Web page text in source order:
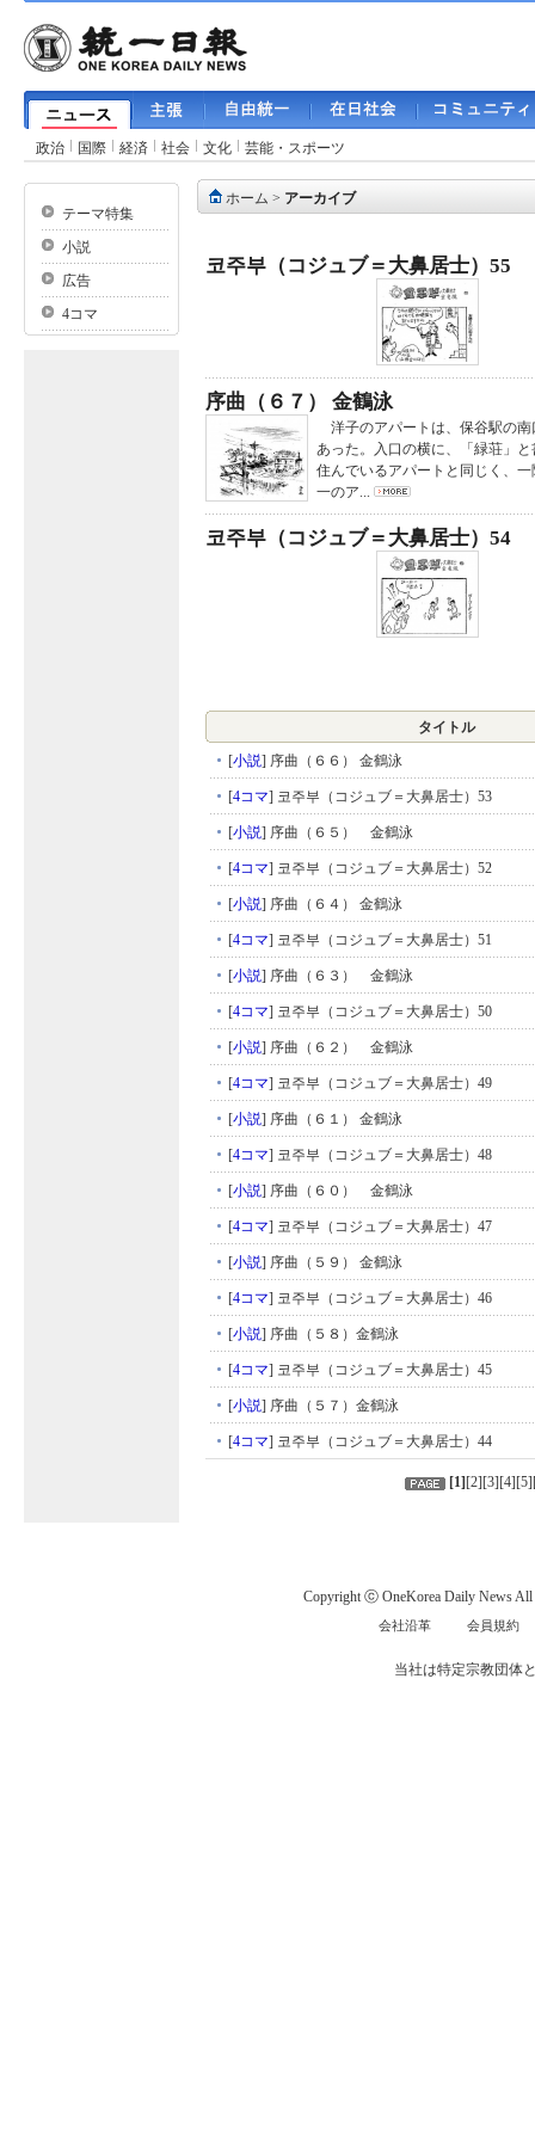
政治 国際 経済 社会 文化 芸能・スポーツ
テーマ特集
小説
広告
4コマ
ホーム > アーカイブ
코주부（コジュブ＝大鼻居士）55
序曲（６７） 金鶴泳
洋子のアパートは、保谷駅の
あった。入口の横に、「緑荘」
住んでいるアパートと同じく、
一のア...
코주부（コジュブ＝大鼻居士）54
タイトル
[小説] 序曲（６６） 金鶴泳
[4コマ] 코주부（コジュブ＝大鼻居士）53
[小説] 序曲（６５） 金鶴泳
[4コマ] 코주부（コジュブ＝大鼻居士）52
[小説] 序曲（６４） 金鶴泳
[4コマ] 코주부（コジュブ＝大鼻居士）51
[小説] 序曲（６３） 金鶴泳
[4コマ] 코주부（コジュブ＝大鼻居士）50
[小説] 序曲（６２） 金鶴泳
[4コマ] 코주부（コジュブ＝大鼻居士）49
[小説] 序曲（６１） 金鶴泳
[4コマ] 코주부（コジュブ＝大鼻居士）48
[小説] 序曲（６０） 金鶴泳
[4コマ] 코주부（コジュブ＝大鼻居士）47
[小説] 序曲（５９） 金鶴泳
[4コマ] 코주부（コジュブ＝大鼻居士）46
[小説] 序曲（５８）金鶴泳
[4コマ] 코주부（コジュブ＝大鼻居士）45
[小説] 序曲（５７）金鶴泳
[4コマ] 코주부（コジュブ＝大鼻居士）44
[1] [2][3][4][5
Copyright ⓒ OneKorea Daily News All
会社沿革 会員規約
当社は特定宗教団体